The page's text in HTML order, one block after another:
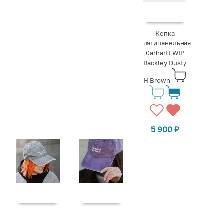
Кепка
пятипанельная
Carhartt WIP
Backley Dusty
H Brown
5 900 ₽